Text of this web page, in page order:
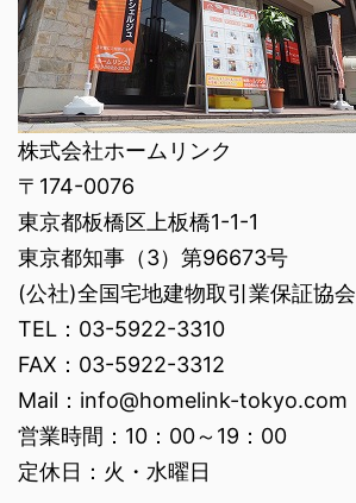
株式会社ホームリンク
〒174-0076
東京都板橋区上板橋1-1-1
東京都知事（3）第96673号
(公社)全国宅地建物取引業保証協会
TEL：03-5922-3310
FAX：03-5922-3312
Mail：info@homelink-tokyo.com
営業時間：10：00～19：00
定休日：火・水曜日